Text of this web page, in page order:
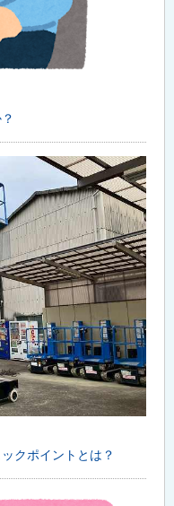
クポイントとは？